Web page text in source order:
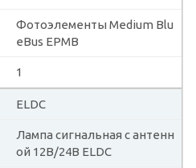
Фотоэлементы Medium Blu
eBus EPMB
1
ELDC
Лампа сигнальная с антенн
ой 12В/24В ELDC